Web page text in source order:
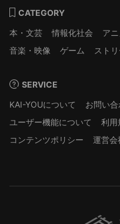
CATEGORY
本・文芸
情報化社会 ア
音楽・映像
ゲーム スト
SERVICE
KAI-YOUについて
お問い
ユーザー機能について
利用
コンテンツポリシー
運営会